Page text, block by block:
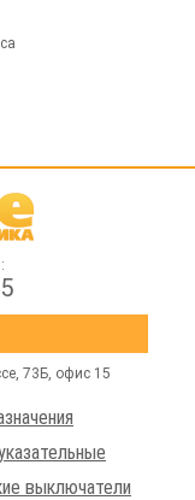
, 73Б, офис 15
выключатели